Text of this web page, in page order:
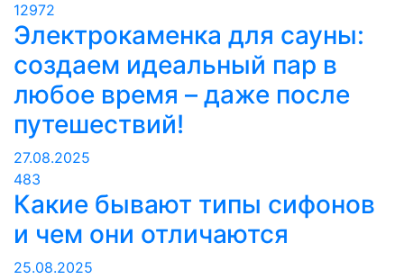
12972
Электрокаменка для сауны:
создаем идеальный пар в
любое время – даже после
путешествий!
27.08.2025
483
Какие бывают типы сифонов
и чем они отличаются
25.08.2025